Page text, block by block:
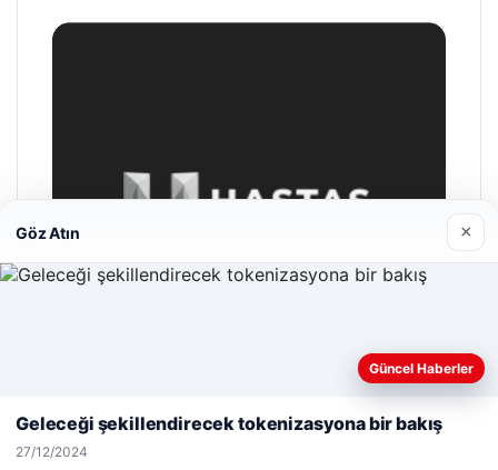
Hastaş Beton
Web sitemizi nasıl kullandığınızı daha iyi anlayabilmek,
deneyiminizi kişiselleştirmek ve geliştirmek amacıyla çerezler
Reddet
Göz Atın ×
Güncel Haberler
Geleceği şekillendirecek tokenizasyona bir bakış
27/12/2024